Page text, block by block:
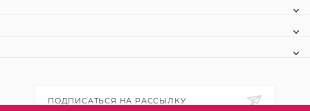
ПОДПИСАТЬСЯ НА РАССЫЛКУ